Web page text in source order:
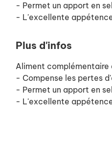
- Permet un apport en
- L'excellente
Plus d'infos
Aliment complémentaire
- Compense les pertes
- Permet un apport en
- L'excellente